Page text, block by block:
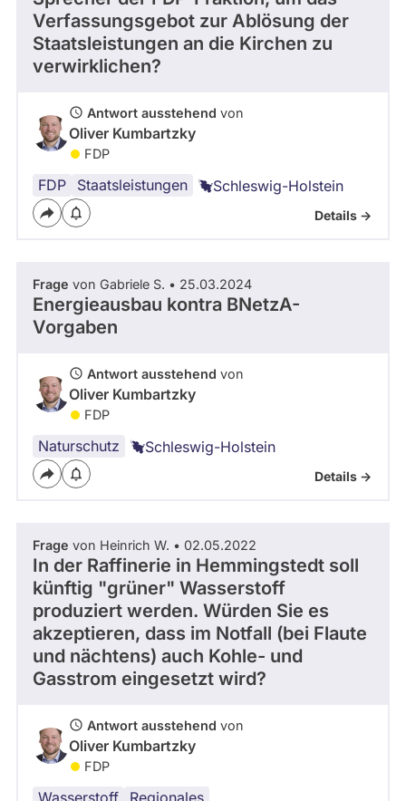
abgeordnetenwatch
befragt
werden.
Verfassungsgebot zur Ablösung der
Staatsleistungen an die Kirchen zu
verwirklichen?
Antwort ausstehend von
Oliver Kumbartzky
FDP
FDP Staatsleistungen
Kirche
Schleswig-
Holstein
Schleswig-Holstein
Details ->
Frage von Gabriele S. • 25.03.2024
Energieausbau kontra BNetzA-
Vorgaben
Antwort ausstehend von
Oliver Kumbartzky
FDP
Naturschutz Schleswig-Holstein
Details ->
Frage von Heinrich W. • 02.05.2022
In der Raffinerie in Hemmingstedt soll
künftig "grüner" Wasserstoff
produziert werden. Würden Sie es
akzeptieren, dass im Notfall (bei Flaute
und nächtens) auch Kohle- und
Gasstrom eingesetzt wird?
Antwort ausstehend von
Oliver Kumbartzky
FDP
Wasserstoff Regionales
Energie